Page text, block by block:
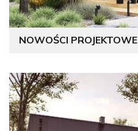
NOWOŚCI PROJEKTOWE